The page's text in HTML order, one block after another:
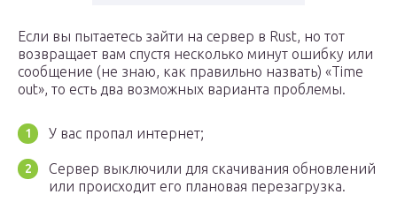
Если вы пытаетесь зайти на сервер в Rust, но тот
возвращает вам спустя несколько минут ошибку или
сообщение (не знаю, как правильно назвать) «Time
out», то есть два возможных варианта проблемы.
У вас пропал интернет;
Сервер выключили для скачивания обновлений
или происходит его плановая перезагрузка.